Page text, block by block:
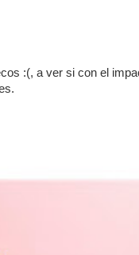
:(, a ver si con el